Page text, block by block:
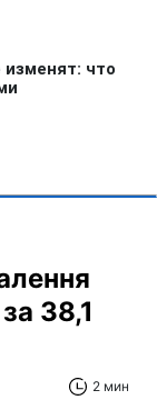
38,1
2 мин